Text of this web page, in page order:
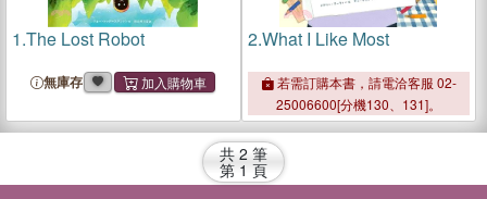
1.The Lost Robot
無庫存
2.What I Like Most
若需訂購本書，請電洽客服 02-
25006600[分機130、131]。
共 2 筆
第 1 頁